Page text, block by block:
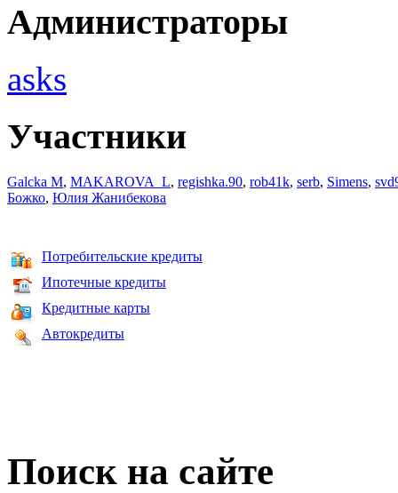
Администраторы
asks
Участники
Galcka M, MAKAROVA_L, regishka.90, rob41k, serb, Simens,
Божко, Юлия Жанибекова
Потребительские кредиты
Ипотечные кредиты
Кредитные карты
Автокредиты
Поиск на сайте